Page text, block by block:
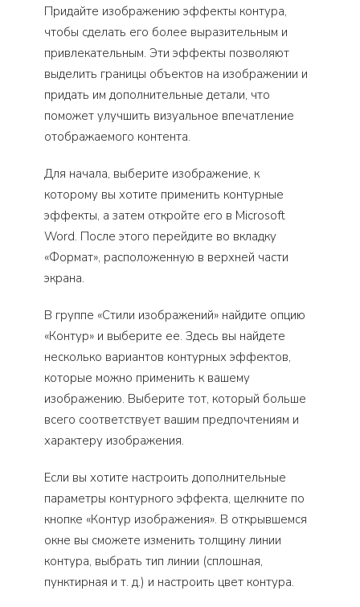
Придайте изображению эффекты контура,
чтобы сделать его более выразительным и
привлекательным. Эти эффекты позволяют
выделить границы объектов на изображении и
придать им дополнительные детали, что
поможет улучшить визуальное впечатление
отображаемого контента.
Для начала, выберите изображение, к
которому вы хотите применить контурные
эффекты, а затем откройте его в Microsoft
Word. После этого перейдите во вкладку
«Формат», расположенную в верхней части
экрана.
В группе «Стили изображений» найдите опцию
«Контур» и выберите ее. Здесь вы найдете
несколько вариантов контурных эффектов,
которые можно применить к вашему
изображению. Выберите тот, который больше
всего соответствует вашим предпочтениям и
характеру изображения.
Если вы хотите настроить дополнительные
параметры контурного эффекта, щелкните по
кнопке «Контур изображения». В открывшемся
окне вы сможете изменить толщину линии
контура, выбрать тип линии (сплошная,
пунктирная и т. д.) и настроить цвет контура.